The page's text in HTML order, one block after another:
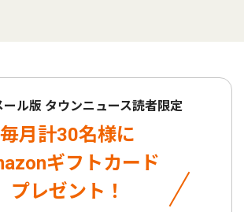
ール版 タウンニュース読者限定
毎月計30名様に
ギフトカード
プレゼント！